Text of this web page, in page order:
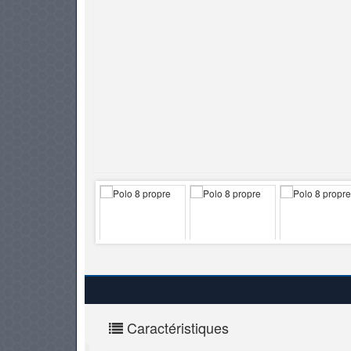
Caractéristiques